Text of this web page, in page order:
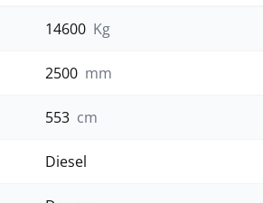
14600 Kg
2500 mm
553 cm
Diesel